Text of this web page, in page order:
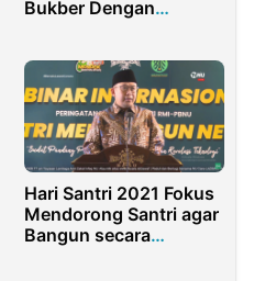
Bukber Dengan
Hari Santri 2021 Fokus
Mendorong Santri agar
Bangun secara